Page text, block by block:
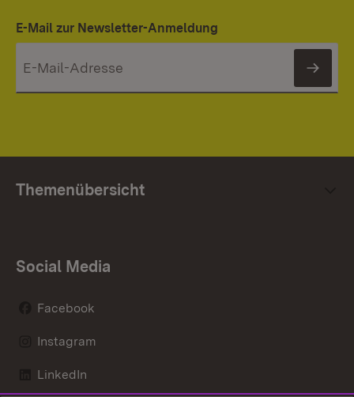
E-Mail zur Newsletter-Anmeldung
Themenübersicht
Social Media
Facebook
Instagram
LinkedIn